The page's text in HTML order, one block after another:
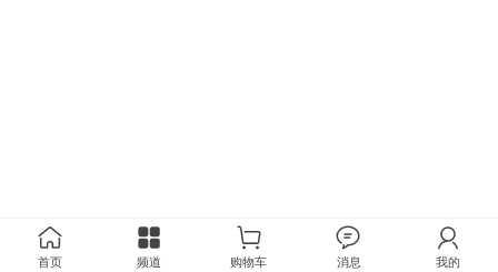
首页 频道 购物车 消息 我的